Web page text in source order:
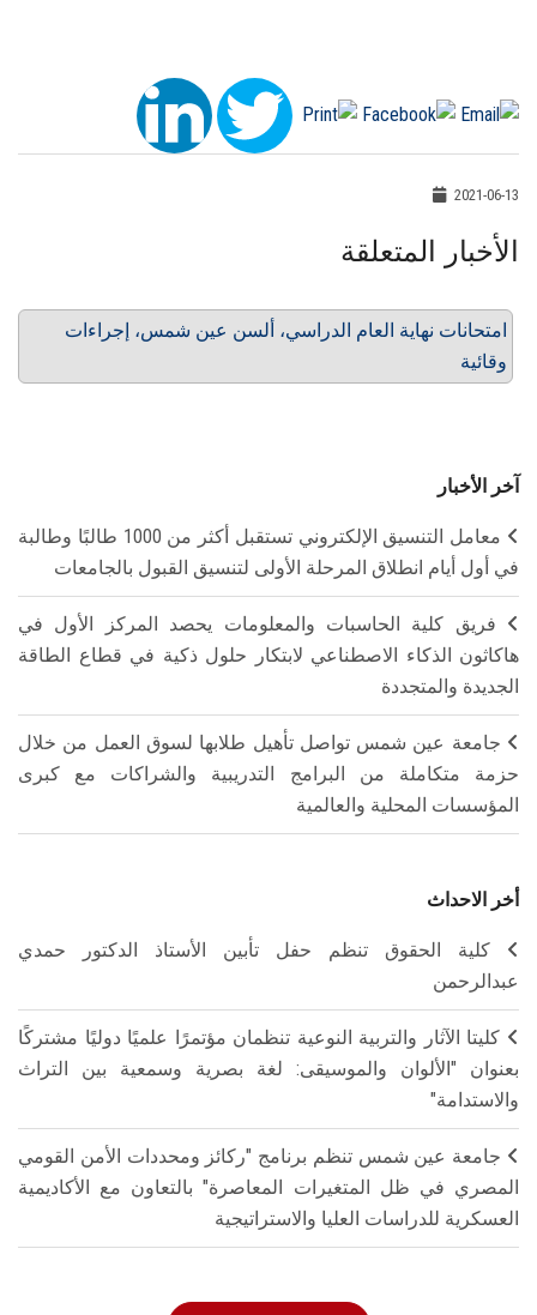
2021-06-13
الأخبار المتعلقة
امتحانات نهاية العام الدراسي، ألسن عين شمس، إجراءات
وقائية
آخر الأخبار
معامل التنسيق الإلكتروني تستقبل أكثر من 1000 طالبًا وطالبة
في أول أيام انطلاق المرحلة الأولى لتنسيق القبول بالجامعات
فريق كلية الحاسبات والمعلومات يحصد المركز الأول في
هاكاثون الذكاء الاصطناعي لابتكار حلول ذكية في قطاع الطاقة
الجديدة والمتجددة
جامعة عين شمس تواصل تأهيل طلابها لسوق العمل من خلال
حزمة متكاملة من البرامج التدريبية والشراكات مع كبرى
المؤسسات المحلية والعالمية
أخر الاحداث
كلية الحقوق تنظم حفل تأبين الأستاذ الدكتور حمدي
عبدالرحمن
كليتا الآثار والتربية النوعية تنظمان مؤتمرًا علميًا دوليًا مشتركًا
بعنوان "الألوان والموسيقى: لغة بصرية وسمعية بين التراث
والاستدامة"
جامعة عين شمس تنظم برنامج "ركائز ومحددات الأمن القومي
المصري في ظل المتغيرات المعاصرة" بالتعاون مع الأكاديمية
العسكرية للدراسات العليا والاستراتيجية